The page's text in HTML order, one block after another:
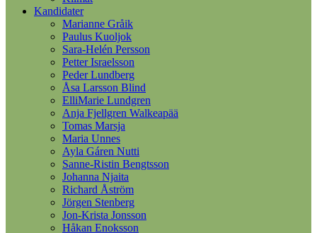
Kandidater
Marianne Gråik
Paulus Kuoljok
Sara-Helén Persson
Petter Israelsson
Peder Lundberg
Åsa Larsson Blind
ElliMarie Lundgren
Anja Fjellgren Walkeapää
Tomas Marsja
Maria Unnes
Ayla Gáren Nutti
Sanne-Ristin Bengtsson
Johanna Njaita
Richard Åström
Jörgen Stenberg
Jon-Krista Jonsson
Håkan Enoksson